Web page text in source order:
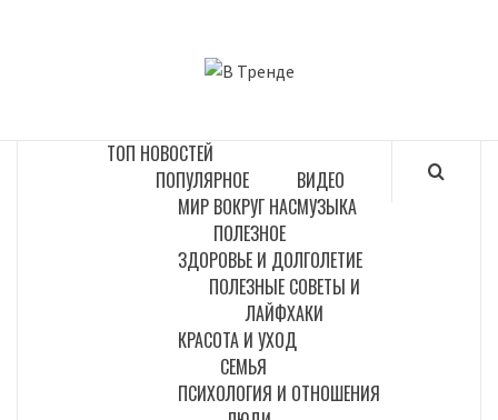
ТОП НОВОСТЕЙ
ПОПУЛЯРНОЕ
МИР ВОКРУГ НАС
ВИДЕО
МУЗЫКА
ПОЛЕЗНОЕ
ЗДОРОВЬЕ И ДОЛГОЛЕТИЕ
ПОЛЕЗНЫЕ СОВЕТЫ И
ЛАЙФХАКИ
КРАСОТА И УХОД
СЕМЬЯ
ПСИХОЛОГИЯ И ОТНОШЕНИЯ